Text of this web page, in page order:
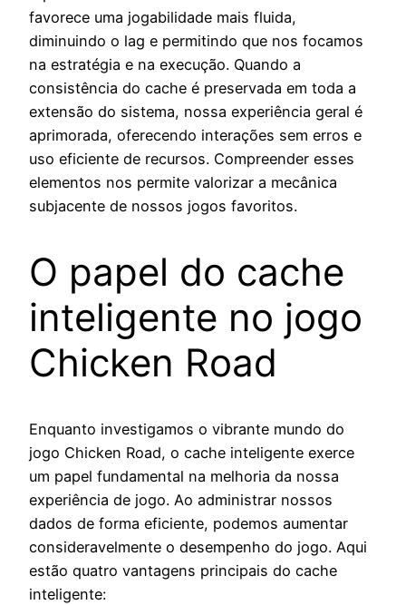
favorece uma jogabilidade mais fluida,
diminuindo o lag e permitindo que nos focamos
na estratégia e na execução. Quando a
consistência do cache é preservada em toda a
extensão do sistema, nossa experiência geral é
aprimorada, oferecendo interações sem erros e
uso eficiente de recursos. Compreender esses
elementos nos permite valorizar a mecânica
subjacente de nossos jogos favoritos.
O papel do cache
inteligente no jogo
Chicken Road
Enquanto investigamos o vibrante mundo do
jogo Chicken Road, o cache inteligente exerce
um papel fundamental na melhoria da nossa
experiência de jogo. Ao administrar nossos
dados de forma eficiente, podemos aumentar
consideravelmente o desempenho do jogo. Aqui
estão quatro vantagens principais do cache
inteligente: